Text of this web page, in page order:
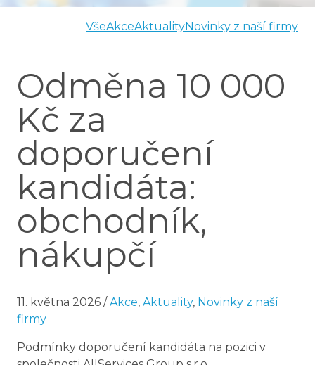
VšeAkceAktualityNovinky z naší firmy
Odměna 10 000
Kč za
doporučení
kandidáta:
obchodník,
nákupčí
11. května 2026 /Akce, Aktuality, Novinky z naší
firmy
Podmínky doporučení kandidáta na pozici v